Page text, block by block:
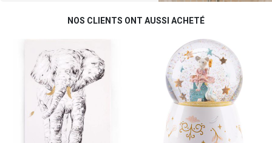
NOS CLIENTS ONT AUSSI ACHETÉ